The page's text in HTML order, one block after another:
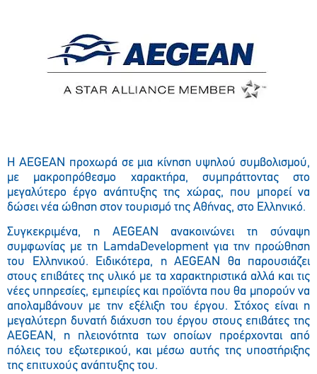
Η AEGEAN προχωρά σε μια κίνηση υψηλού συμβολισμού,
με μακροπρόθεσμο χαρακτήρα, συμπράττοντας στο
μεγαλύτερο έργο ανάπτυξης της χώρας, που μπορεί να
δώσει νέα ώθηση στον τουρισμό της Αθήνας, στο Ελληνικό.
Συγκεκριμένα, η AEGEAN ανακοινώνει τη σύναψη
συμφωνίας με τη LamdaDevelopmentγια την προώθηση
του Ελληνικού. Ειδικότερα, η AEGEAN θα παρουσιάζει
στους επιβάτες της υλικό με τα χαρακτηριστικά αλλά και τις
νέες υπηρεσίες, εμπειρίες και προϊόντα που θα μπορούν να
απολαμβάνουν με την εξέλιξη του έργου. Στόχος είναι η
μεγαλύτερη δυνατή διάχυση του έργου στους επιβάτες της
AEGEAN, η πλειονότητα των οποίων προέρχονται από
πόλεις του εξωτερικού, και μέσω αυτής της υποστήριξης
της επιτυχούς ανάπτυξης του.